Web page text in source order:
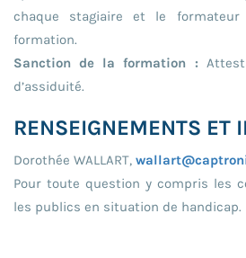
chaque stagiaire et le formateur
formation.
Sanction de la formation :
d’assiduité.
RENSEIGNEMENTS ET
Dorothée WALLART,
Pour toute question y compris les
les publics en situation de handicap.